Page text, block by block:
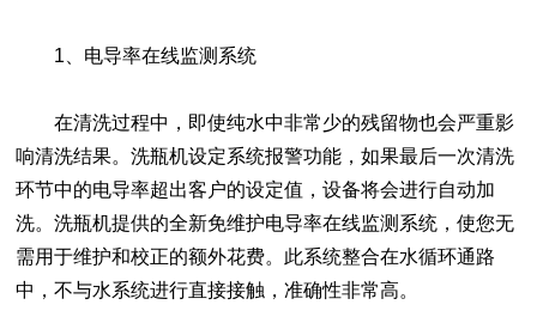
1、电导率在线监测系统
在清洗过程中，即使纯水中非常少的残留物也会严重影
响清洗结果。洗瓶机设定系统报警功能，如果最后一次清洗
环节中的电导率超出客户的设定值，设备将会进行自动加
洗。洗瓶机提供的全新免维护电导率在线监测系统，使您无
需用于维护和校正的额外花费。此系统整合在水循环通路
中，不与水系统进行直接接触，准确性非常高。